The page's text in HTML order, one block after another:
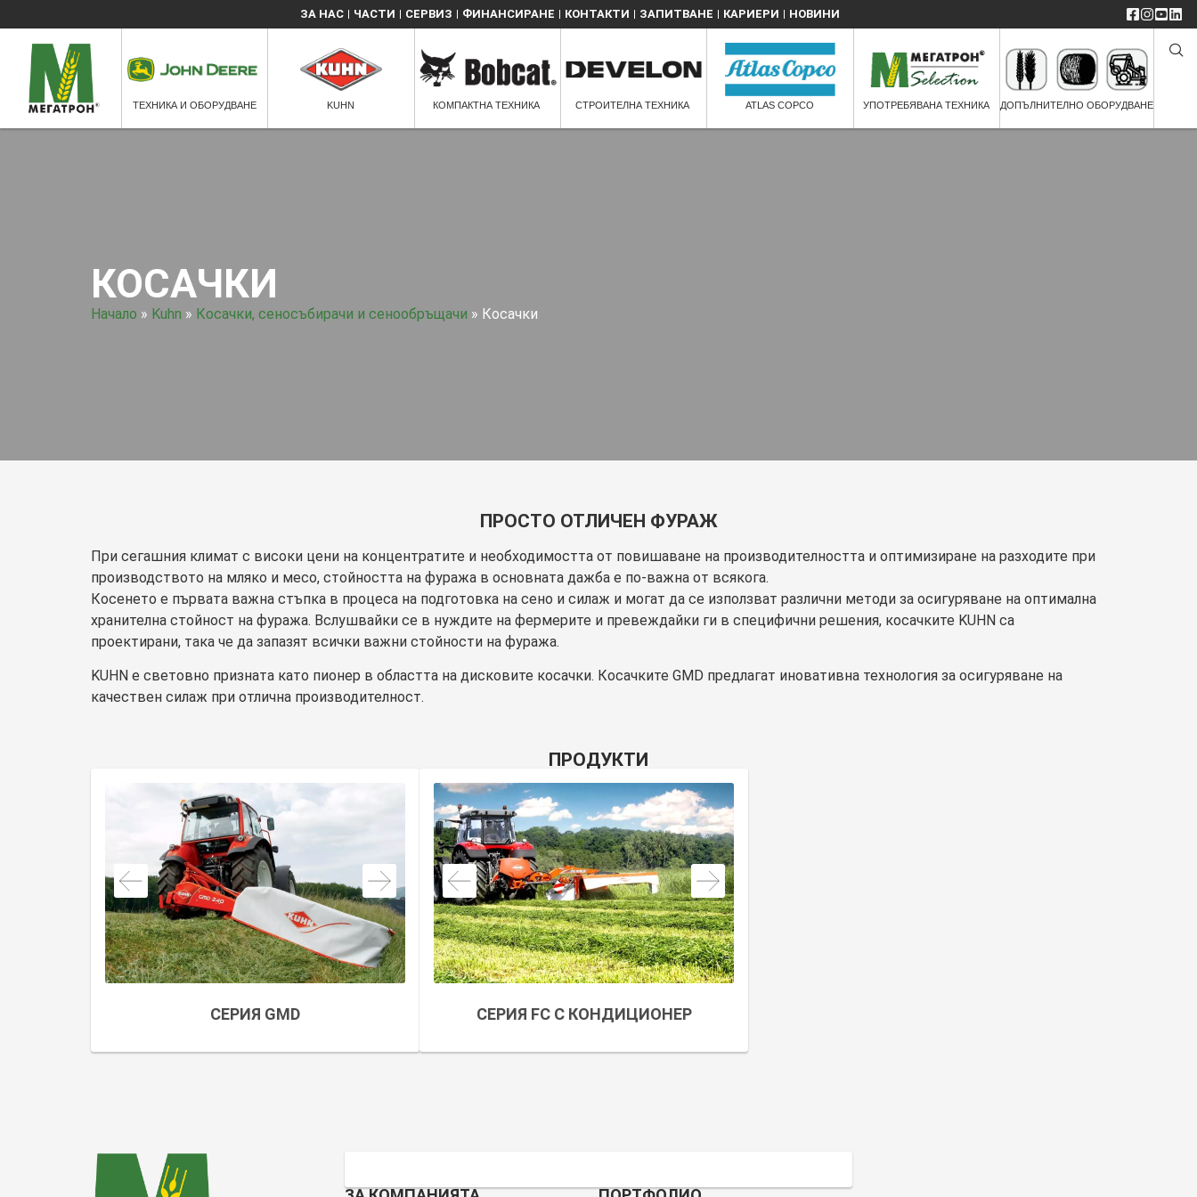
ЗА НАС ЧАСТИ СЕРВИЗ ФИНАНСИРАНЕ КОНТАКТИ ЗАПИТВАНЕ КАРИЕРИ НОВИНИ
ТЕХНИКА И ОБОРУДВАНЕ KUHN КОМПАКТНА ТЕХНИКА СТРОИТЕЛНА ТЕХНИКА ATLAS COPCO УПОТРЕБЯВАНА ТЕХНИКА ДОПЪЛНИТЕЛНО ОБОРУДВАНЕ
КОСАЧКИ
Начало » Kuhn » Косачки, сеносъбирачи и сенообръщачи » Косачки
ПРОСТО ОТЛИЧЕН ФУРАЖ
При сегашния климат с високи цени на концентратите и необходимостта от повишаване на производителността и оптимизиране на разходите при
производството на мляко и месо, стойността на фуража в основната дажба е по-важна от всякога.
Косенето е първата важна стъпка в процеса на подготовка на сено и силаж и могат да се използват различни методи за осигуряване на оптимална
хранителна стойност на фуража. Вслушвайки се в нуждите на фермерите и превеждайки ги в специфични решения, косачките KUHN са
проектирани, така че да запазят всички важни стойности на фуража.
KUHN е световно призната като пионер в областта на дисковите косачки. Косачките GMD предлагат иновативна технология за осигуряване на
качествен силаж при отлична производителност.
ПРОДУКТИ
СЕРИЯ GMD СЕРИЯ FC С КОНДИЦИОНЕР